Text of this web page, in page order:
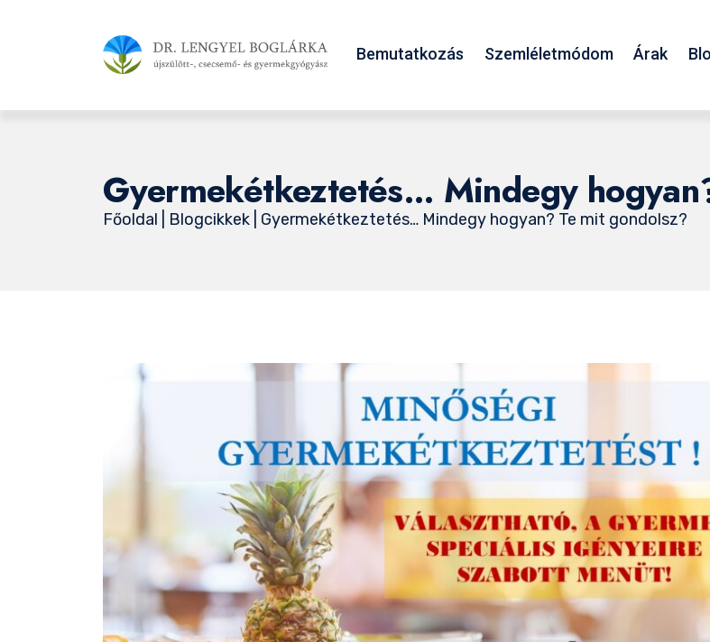
Bemutatkozás Szemléletmódom Árak
Gyermekétkeztetés… Mindegy
Főoldal Blogcikkek | Gyermekétkeztetés… Mindegy hogyan? Te mit gondolsz?